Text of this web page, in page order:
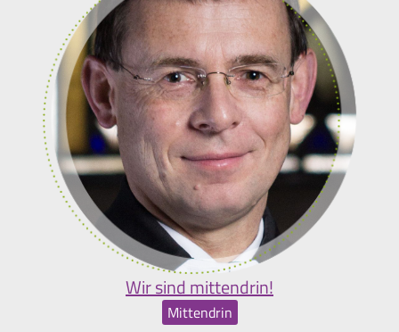
Wir sind mittendrin!
Mittendrin